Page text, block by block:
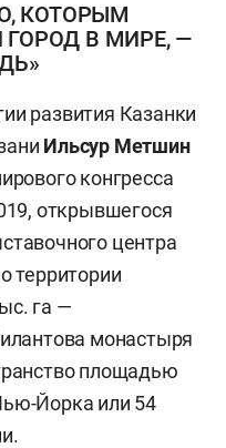
КОТОРЫМ
В МИРЕ, —
развития Казанки
Ильсур Метшин
конгресса
открывшегося
центра
территории
га —
монастыря
площадью
Йорка или 54